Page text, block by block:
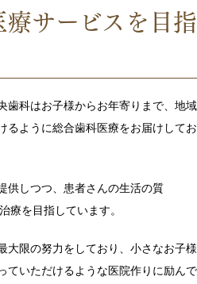
サービスを目指
歯科はお子様からお年寄りまで、地域
るように総合歯科医療をお届けしてお
供しつつ、患者さんの生活の質
療を目指しています。
大限の努力をしており、小さなお子様
ていただけるような医院作りに励んで